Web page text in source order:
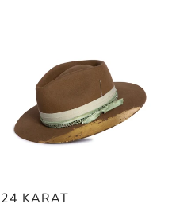
24 KARAT